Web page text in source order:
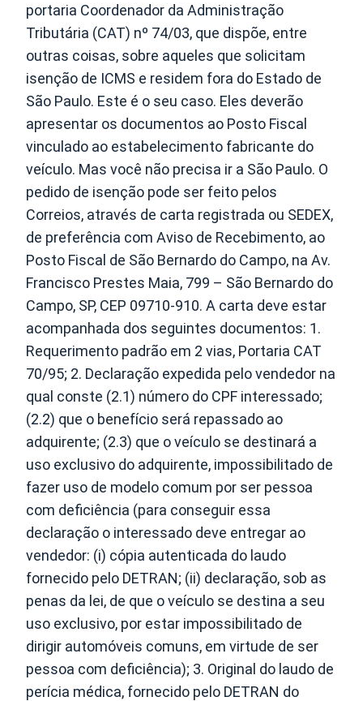
portaria Coordenador da Administração
Tributária (CAT) nº 74/03, que dispõe, entre
outras coisas, sobre aqueles que solicitam
isenção de ICMS e residem fora do Estado de
São Paulo. Este é o seu caso. Eles deverão
apresentar os documentos ao Posto Fiscal
vinculado ao estabelecimento fabricante do
veículo. Mas você não precisa ir a São Paulo. O
pedido de isenção pode ser feito pelos
Correios, através de carta registrada ou SEDEX,
de preferência com Aviso de Recebimento, ao
Posto Fiscal de São Bernardo do Campo, na Av.
Francisco Prestes Maia, 799 – São Bernardo do
Campo, SP, CEP 09710-910. A carta deve estar
acompanhada dos seguintes documentos: 1.
Requerimento padrão em 2 vias, Portaria CAT
70/95; 2. Declaração expedida pelo vendedor na
qual conste (2.1) número do CPF interessado;
(2.2) que o benefício será repassado ao
adquirente; (2.3) que o veículo se destinará a
uso exclusivo do adquirente, impossibilitado de
fazer uso de modelo comum por ser pessoa
com deficiência (para conseguir essa
declaração o interessado deve entregar ao
vendedor: (i) cópia autenticada do laudo
fornecido pelo DETRAN; (ii) declaração, sob as
penas da lei, de que o veículo se destina a seu
uso exclusivo, por estar impossibilitado de
dirigir automóveis comuns, em virtude de ser
pessoa com deficiência); 3. Original do laudo de
perícia médica, fornecido pelo DETRAN do